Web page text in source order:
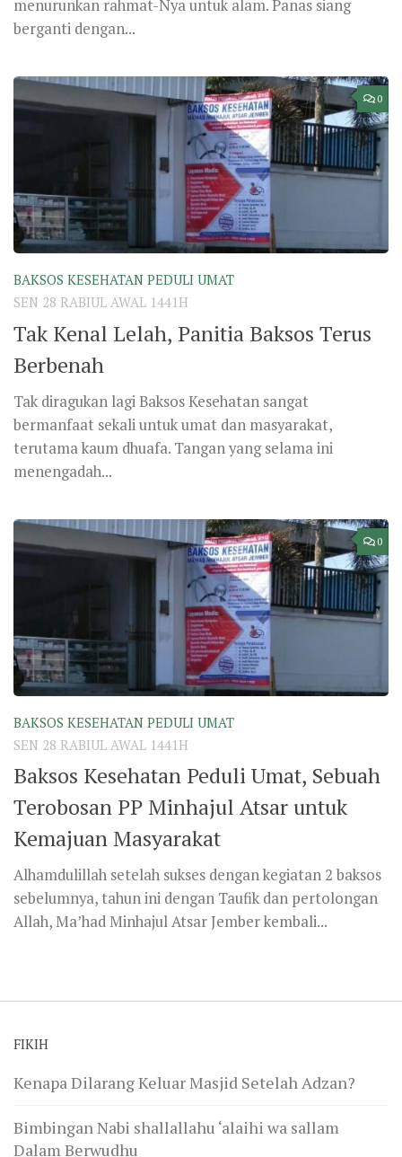
menurunkan rahmat-Nya untuk alam. Panas siang
berganti dengan...
0
BAKSOS KESEHATAN PEDULI UMAT
SEN 28 RABIUL AWAL 1441H
Tak Kenal Lelah, Panitia Baksos Terus
Berbenah
Tak diragukan lagi Baksos Kesehatan sangat
bermanfaat sekali untuk umat dan masyarakat,
terutama kaum dhuafa. Tangan yang selama ini
menengadah...
0
BAKSOS KESEHATAN PEDULI UMAT
SEN 28 RABIUL AWAL 1441H
Baksos Kesehatan Peduli Umat, Sebuah
Terobosan PP Minhajul Atsar untuk
Kemajuan Masyarakat
Alhamdulillah setelah sukses dengan kegiatan 2 baksos
sebelumnya, tahun ini dengan Taufik dan pertolongan
Allah, Ma’had Minhajul Atsar Jember kembali...
FIKIH
Kenapa Dilarang Keluar Masjid Setelah Adzan?
Bimbingan Nabi shallallahu ‘alaihi wa sallam
Dalam Berwudhu